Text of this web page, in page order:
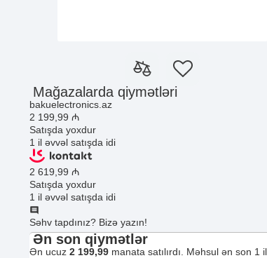
Mağazalarda qiymətləri
bakuelectronics.az
2 199 ,99 ₼
Satışda yoxdur
1 il əvvəl satışda idi
2 619 ,99 ₼
Satışda yoxdur
1 il əvvəl satışda idi
Səhv tapdınız? Bizə yazın!
Ən son qiymətlər
Ən ucuz 2 199,99 manata satılırdı. Məhsul ən son 1